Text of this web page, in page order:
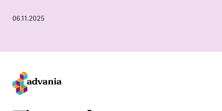
06.11.2025